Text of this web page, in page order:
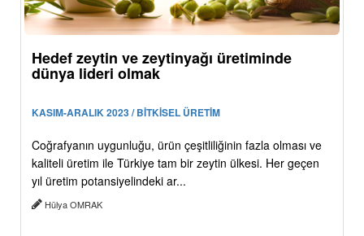
Hedef zeytin ve zeytinyağı üretiminde
dünya lideri olmak
KASIM-ARALIK 2023 / BİTKİSEL ÜRETİM
Coğrafyanın uygunluğu, ürün çeşitliliğinin fazla olması ve
kaliteli üretim ile Türkiye tam bir zeytin ülkesi. Her geçen
yıl üretim potansiyelindeki ar...
Hülya OMRAK